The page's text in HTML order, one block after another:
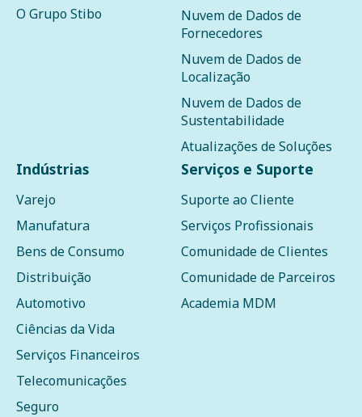
O Grupo Stibo
Nuvem de Dados de
Fornecedores
Nuvem de Dados de
Localização
Nuvem de Dados de
Sustentabilidade
Atualizações de Soluções
Indústrias
Varejo
Manufatura
Bens de Consumo
Distribuição
Automotivo
Ciências da Vida
Serviços Financeiros
Telecomunicações
Seguro
Serviços e Suporte
Suporte ao Cliente
Serviços Profissionais
Comunidade de Clientes
Comunidade de Parceiros
Academia MDM